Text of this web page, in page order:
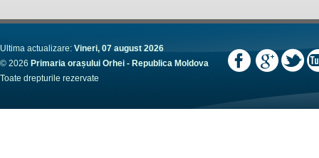
Ultima actualizare: Vineri, 07 august 2026
© 2026 Primaria orașului Orhei - Republica Moldova
Toate drepturile rezervate